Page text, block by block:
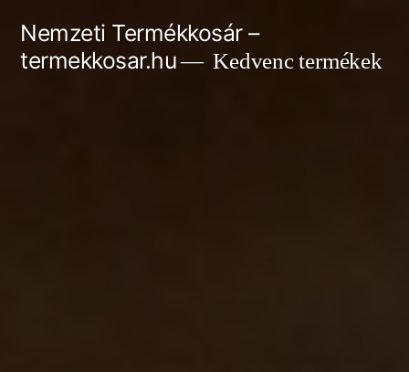
Nemzeti Termékkosár –
termekkosar.hu
Kedvenc termékek